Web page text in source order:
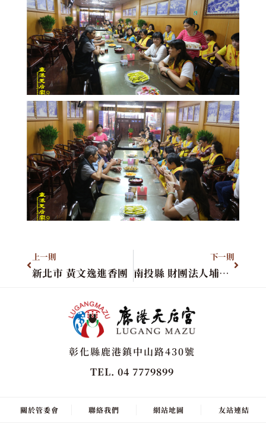
上一則
新北市 黃文逸進香團
下一則
南投縣 財團法人埔里恒吉宮(恭請聖母回鑾)
彰化縣鹿港鎮中山路430號
TEL. 04 7779899
關於管委會 聯絡我們 網站地圖 友站連結